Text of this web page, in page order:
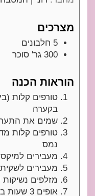
מצרכים
5 חלבונים
300 גר' סוכר
הוראות הכנה
טורפים קלות
בקערה
שמים את
טורפים קלות
נמס
מעבירים למיקסר
מעבירים
מזלפים נשיקות